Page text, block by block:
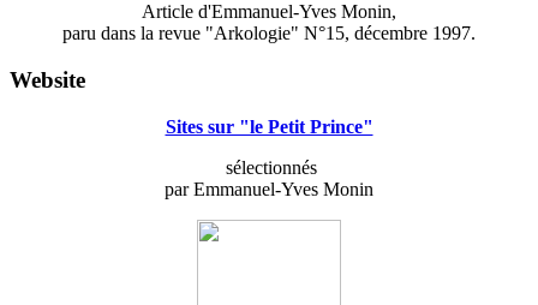
Article d'Emmanuel-Yves Monin,
paru dans la revue "Arkologie" N°15, décembre 1997.
Website
Sites sur "le Petit Prince"
sélectionnés
par Emmanuel-Yves Monin